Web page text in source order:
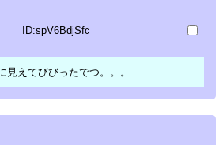
ID:spV6BdjSfc
見えてびびったでつ。。。